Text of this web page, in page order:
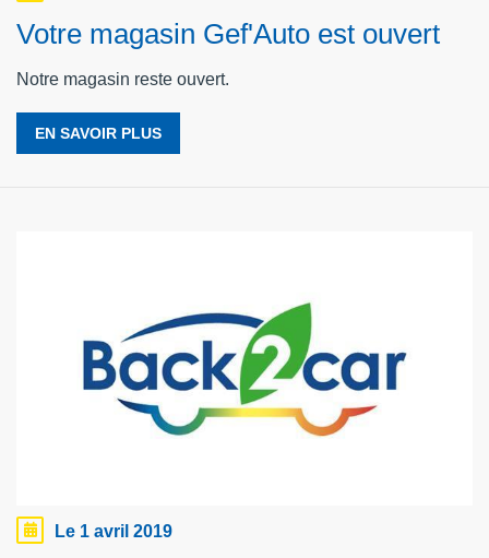
Votre magasin Gef'Auto est ouvert
Notre magasin reste ouvert.
EN SAVOIR PLUS
Le 1 avril 2019